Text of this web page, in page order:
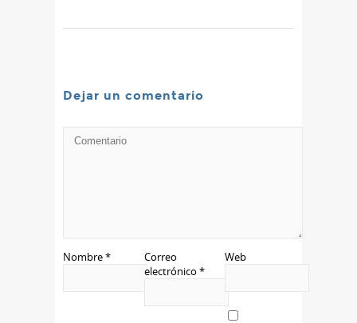
Dejar un comentario
Nombre*
Correo
electrónico *
Web